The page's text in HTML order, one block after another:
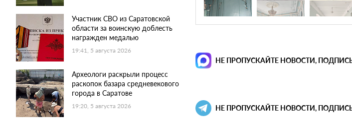
Участник СВО из Саратовской
области за воинскую доблесть
награжден медалью
19:41, 5 августа 2026
Археологи раскрыли процесс
раскопок базара средневекового
города в Саратове
19:20, 5 августа 2026
НЕ ПРОПУСКАЙТЕ НОВОСТИ,
НЕ ПРОПУСКАЙТЕ НОВОСТИ,